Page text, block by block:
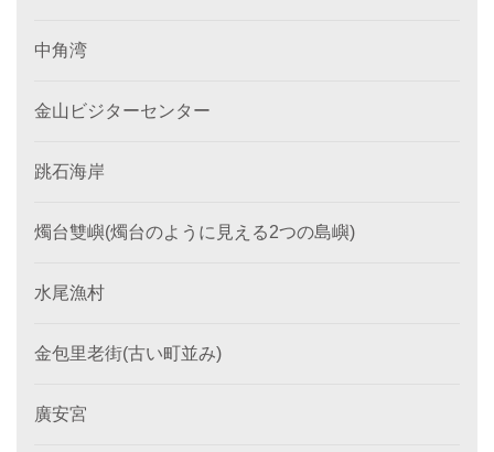
中角湾
金山ビジターセンター
跳石海岸
燭台雙嶼(燭台のように見える2つの島嶼)
水尾漁村
金包里老街(古い町並み)
廣安宮